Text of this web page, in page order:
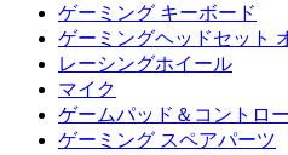
ゲーミング キーボード
ゲーミングヘッドセット
レーシングホイール
マイク
ゲームパッド＆コントロ
ゲーミング スペアパーツ